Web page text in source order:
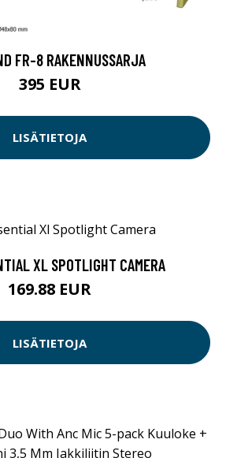
FR-8 RAKENNUSSARJA
395 EUR
LISÄTIETOJA
XL SPOTLIGHT CAMERA
169.88 EUR
LISÄTIETOJA